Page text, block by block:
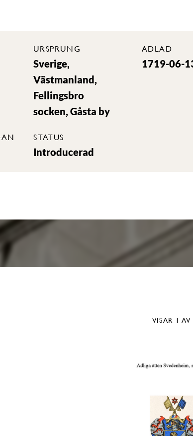
URSPRUNG
Sverige,
Västmanland,
Fellingsbro
socken, Gåsta by
ADLAD
1719-06-
STATUS
Introducerad
VISAR 1